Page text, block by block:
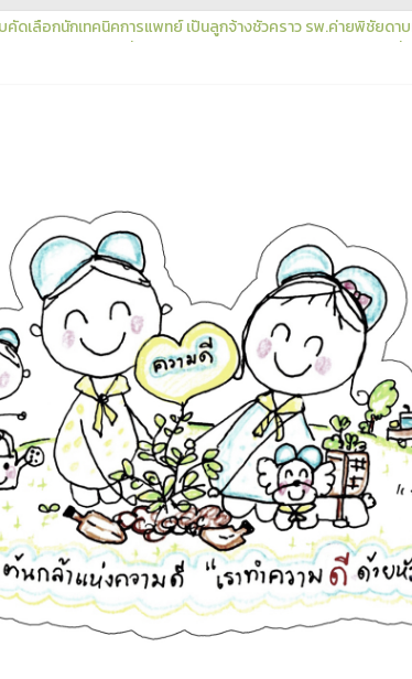
ดเลือกนักเทคนิคการแพทย์ เป็นลูกจ้างชั่วคราว รพ.ค่ายพิชัยดา
ศและร่างเอกสารจัดซื้อจัดจ้าง จ้างเหมาบริการฟอกเลือดด้วยเค
าซื้อเครื่องนวดหัวใจแบบอัตโนมัติ (Automated Chest